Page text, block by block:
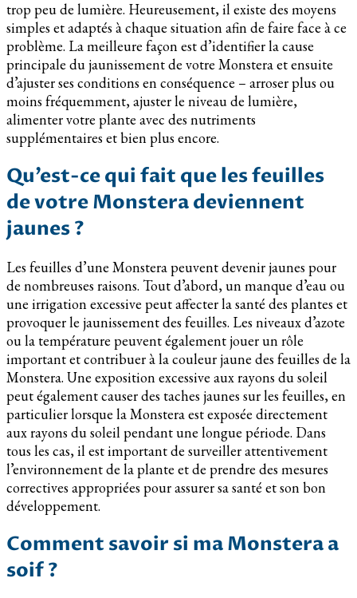
trop peu de lumière. Heureusement, il existe des moyens
simples et adaptés à chaque situation afin de faire face à ce
problème. La meilleure façon est d’identifier la cause
principale du jaunissement de votre Monstera et ensuite
d’ajuster ses conditions en conséquence – arroser plus ou
moins fréquemment, ajuster le niveau de lumière,
alimenter votre plante avec des nutriments
supplémentaires et bien plus encore.
Qu’est-ce qui fait que les feuilles
de votre Monstera deviennent
jaunes ?
Les feuilles d’une Monstera peuvent devenir jaunes pour
de nombreuses raisons. Tout d’abord, un manque d’eau ou
une irrigation excessive peut affecter la santé des plantes et
provoquer le jaunissement des feuilles. Les niveaux d’azote
ou la température peuvent également jouer un rôle
important et contribuer à la couleur jaune des feuilles de la
Monstera. Une exposition excessive aux rayons du soleil
peut également causer des taches jaunes sur les feuilles, en
particulier lorsque la Monstera est exposée directement
aux rayons du soleil pendant une longue période. Dans
tous les cas, il est important de surveiller attentivement
l’environnement de la plante et de prendre des mesures
correctives appropriées pour assurer sa santé et son bon
développement.
Comment savoir si ma Monstera a
soif ?